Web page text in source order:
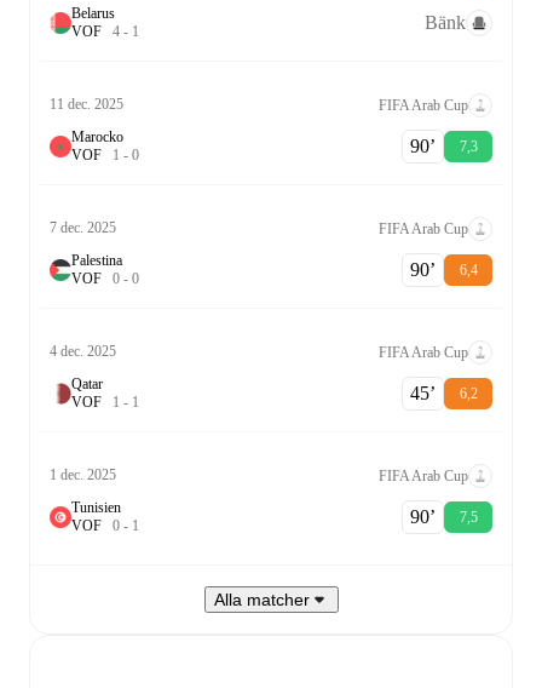
Belarus
VOF 4 - 1 Bänk
11 dec. 2025
FIFA Arab Cup
Marocko
VOF 1 - 0 90‎’‎ 7,3
7 dec. 2025
FIFA Arab Cup
Palestina
VOF 0 - 0 90‎’‎ 6,4
4 dec. 2025
FIFA Arab Cup
Qatar
VOF 1 - 1 45‎’‎ 6,2
1 dec. 2025
FIFA Arab Cup
Tunisien
VOF 0 - 1 90‎’‎ 7,5
Alla matcher